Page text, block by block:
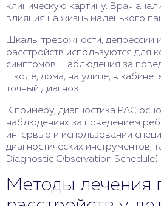
клиническую картину. Врач
влияния на жизнь маленького
Шкалы тревожности, депрессии
расстройств используются для
симптомов. Наблюдения за
школе, дома, на улице, в
точный диагноз.
К примеру, диагностика РАС
наблюдениях за поведением
интервью и использовании
диагностических инструментов,
Diagnostic Observation Schedule).
Методы лечения